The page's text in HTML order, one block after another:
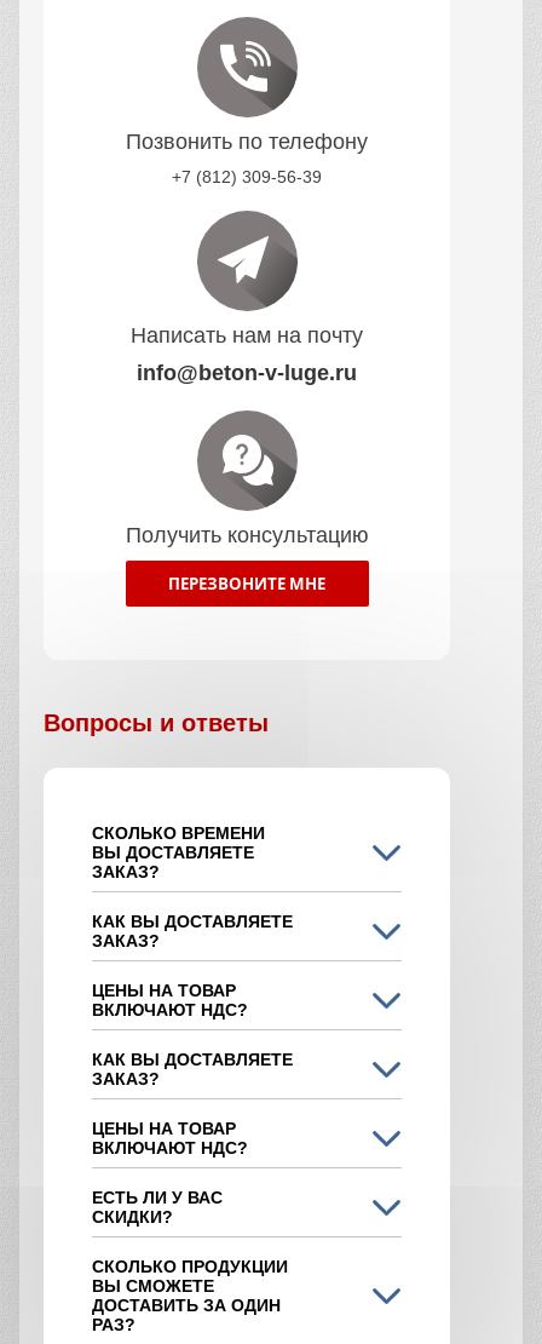
Позвонить по телефону
+7 (812) 309-56-39
Написать нам на почту
info@beton-v-luge.ru
Получить консультацию
ПЕРЕЗВОНИТЕ МНЕ
Вопросы и ответы
СКОЛЬКО ВРЕМЕНИ
ВЫ ДОСТАВЛЯЕТЕ
ЗАКАЗ?
КАК ВЫ ДОСТАВЛЯЕТЕ
ЗАКАЗ?
ЦЕНЫ НА ТОВАР
ВКЛЮЧАЮТ НДС?
КАК ВЫ ДОСТАВЛЯЕТЕ
ЗАКАЗ?
ЦЕНЫ НА ТОВАР
ВКЛЮЧАЮТ НДС?
ЕСТЬ ЛИ У ВАС
СКИДКИ?
СКОЛЬКО ПРОДУКЦИИ
ВЫ СМОЖЕТЕ
ДОСТАВИТЬ ЗА ОДИН
РАЗ?